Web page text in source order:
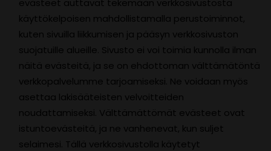
evästeet auttavat tekemään verkkosivustosta
käyttökelpoisen mahdollistamalla perustoiminnot,
kuten sivuilla liikkumisen ja pääsyn verkkosivuston
suojatuille alueille. Sivusto ei voi toimia kunnolla ilman
näitä evästeitä, ja se on ehdottoman välttämätöntä
verkkopalvelumme tarjoamiseksi. Ne voidaan myös
asettaa lakisääteisten velvoitteiden
noudattamiseksi. Välttämättömät evästeet ovat
istuntoevästeitä, ja ne vanhenevat, kun suljet
selaimesi. Tällä verkkosivustolla käytetyt